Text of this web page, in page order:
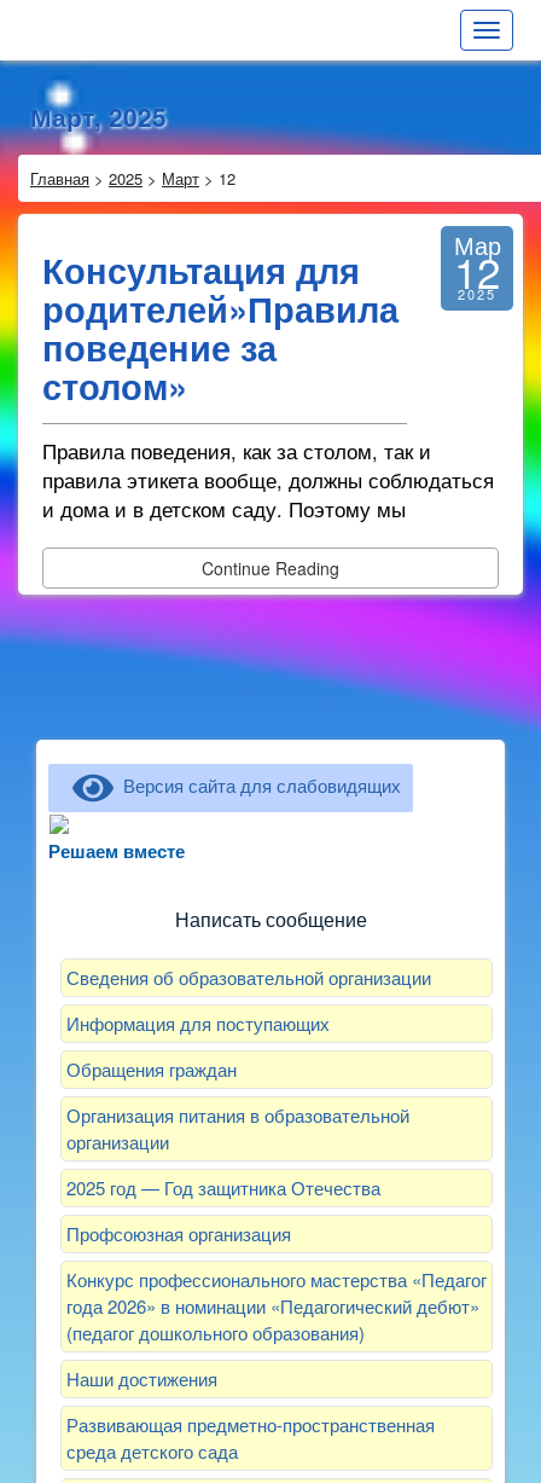
Toggle
Март, 2025
Главная > 2025 > Март > 12
Консультация для
родителей»Правила
поведение за
столом»
Мар
12
2025
Правила поведения, как за столом, так и
правила этикета вообще, должны соблюдаться
и дома и в детском саду. Поэтому мы
Continue Reading
Версия сайта для слабовидящих
Решаем вместерассказать о воспитателях? Знаете, как
Написать сообщение
Сведения об образовательной организации
Информация для поступающих
Обращения граждан
Организация питания в образовательной
организации
2025 год — Год защитника Отечества
Профсоюзная организация
Конкурс профессионального мастерства «Педагог
года 2026» в номинации «Педагогический дебют»
(педагог дошкольного образования)
Наши достижения
Развивающая предметно-пространственная
среда детского сада